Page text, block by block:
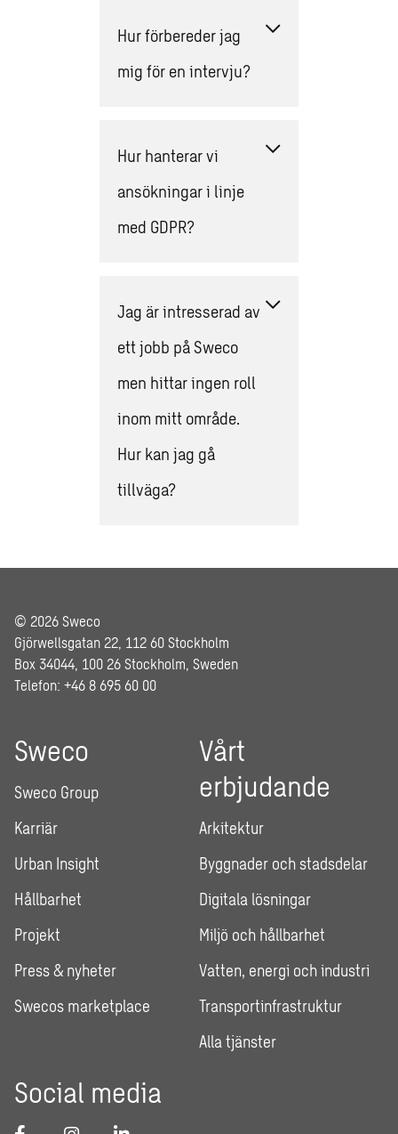
Hur förbereder jag
mig för en intervju?
Hur hanterar vi
ansökningar i linje
med GDPR?
Jag är intresserad av
ett jobb på Sweco
men hittar ingen roll
inom mitt område.
Hur kan jag gå
tillväga?
© 2026 Sweco
Gjörwellsgatan 22, 112 60 Stockholm
Box 34044, 100 26 Stockholm, Sweden
Telefon: +46 8 695 60 00
Sweco
Sweco Group
Karriär
Urban Insight
Hållbarhet
Projekt
Press & nyheter
Swecos marketplace
Vårt
erbjudande
Arkitektur
Byggnader och stadsdelar
Digitala lösningar
Miljö och hållbarhet
Vatten, energi och industri
Transportinfrastruktur
Alla tjänster
Social media